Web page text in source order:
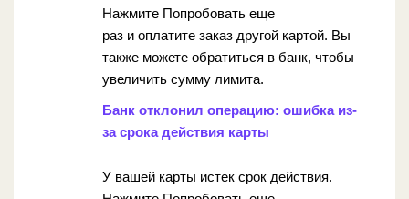
Нажмите Попробовать еще
раз и оплатите заказ другой картой. Вы
также можете обратиться в банк, чтобы
увеличить сумму лимита.
Банк отклонил операцию: ошибка из-
за срока действия карты
У вашей карты истек срок действия.